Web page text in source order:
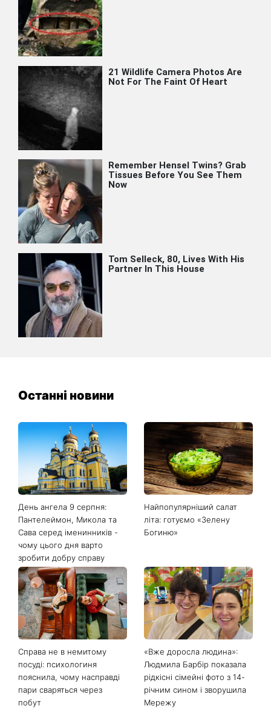
Останні новини
День ангела 9 серпня:
Пантелеймон, Микола та
Сава серед іменинників -
чому цього дня варто
зробити добру справу
Найпопулярніший салат
літа: готуємо «Зелену
Богиню»
Справа не в немитому
посуді: психологиня
пояснила, чому насправді
пари сваряться через
побут
«Вже доросла людина»:
Людмила Барбір показала
рідкісні сімейні фото з 14-
річним сином і зворушила
Мережу